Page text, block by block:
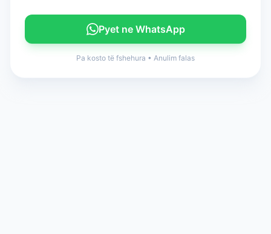
Pyet ne WhatsApp
Pa kosto të fshehura • Anulim falas